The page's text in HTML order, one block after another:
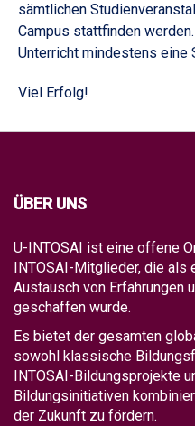
sämtlichen
Campus stattfinden
Unterricht mindestens eine
Viel Erfolg!
ÜBER UNS
U-INTOSAI ist eine offene
INTOSAI-Mitglieder, die
Austausch von
geschaffen wurde.
Es bietet der gesamten
sowohl klassische
INTOSAI-Bildungsprojekte
Bildungsinitiativen
der Zukunft zu fördern.